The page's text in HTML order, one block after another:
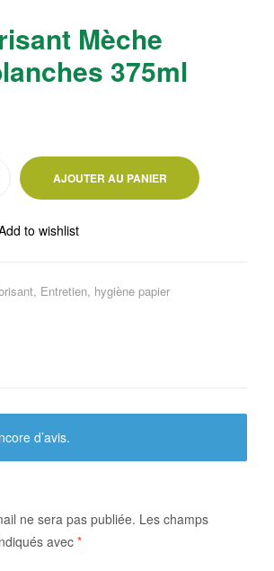
Mèche
375ml
AJOUTER AU PANIER
to wishlist
, Entretien, hygiène papier
d’avis.
ne sera pas publiée. Les champs
avec *